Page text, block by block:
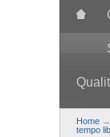
Home →
tempo